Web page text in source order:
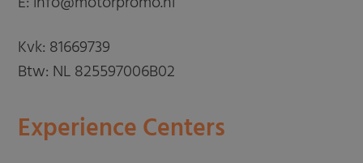
Kvk: 81669739
Btw: NL 825597006B02
Experience Centers